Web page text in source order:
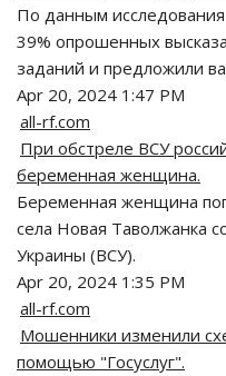
По данным
39% опрошенных
заданий и предложили
Apr 20, 2024 1:47 PM
all-rf.com
При обстреле ВСУ
беременная женщина.
Беременная женщина
села Новая Таволжанка
Украины (ВСУ).
Apr 20, 2024 1:35 PM
all-rf.com
Мошенники изменили
помощью "Госуслуг".